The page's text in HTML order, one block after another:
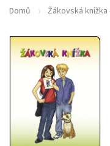
VÝPRODEJ -70 %
ASTERIX S DÁRKEM
🎁DÁRKOVÉ PUBLIKACE
✉️ DÁRKOVÉ POUKAZY
Auto - moto
Domů Žákovská